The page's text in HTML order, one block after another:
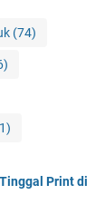
(74)
Print di